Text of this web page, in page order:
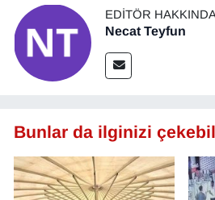
EDITÖR
Necat Teyfun
Bunlar da ilginizi